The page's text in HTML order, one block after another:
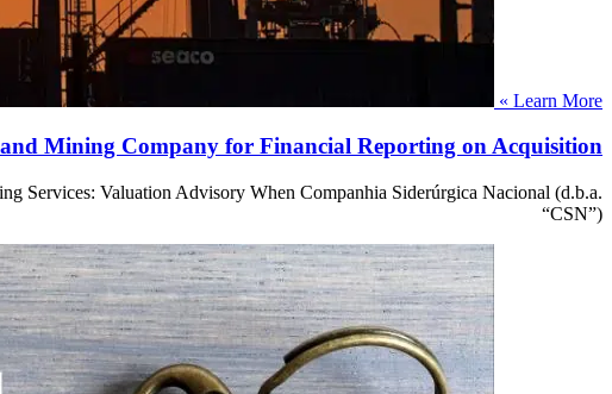
Learn More »
Mining Company for Financial Reporting on Acquisition
Services: Valuation Advisory When Companhia Siderúrgica Nacional (d.b.a.
“CSN”)